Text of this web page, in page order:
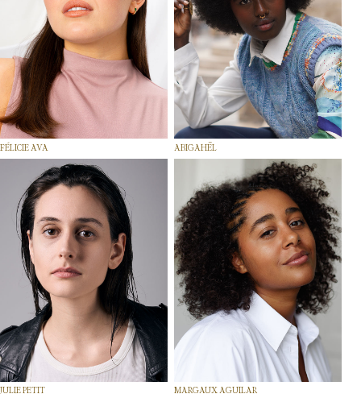
FÉLICIE AVA ABIGAHËL
JULIE PETIT MARGAUX AGUILAR